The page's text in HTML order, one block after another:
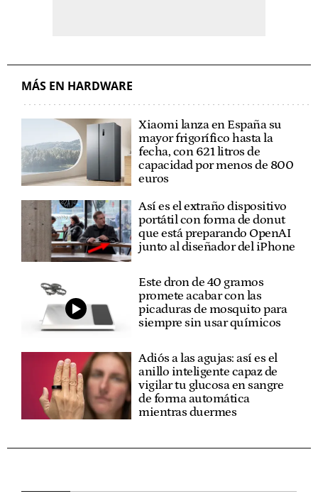
MÁS EN HARDWARE
Xiaomi lanza en España su
mayor frigorífico hasta la
fecha, con 621 litros de
capacidad por menos de 800
euros
Así es el extraño dispositivo
portátil con forma de donut
que está preparando OpenAI
junto al diseñador del iPhone
Este dron de 40 gramos
promete acabar con las
picaduras de mosquito para
siempre sin usar químicos
Adiós a las agujas: así es el
anillo inteligente capaz de
vigilar tu glucosa en sangre
de forma automática
mientras duermes